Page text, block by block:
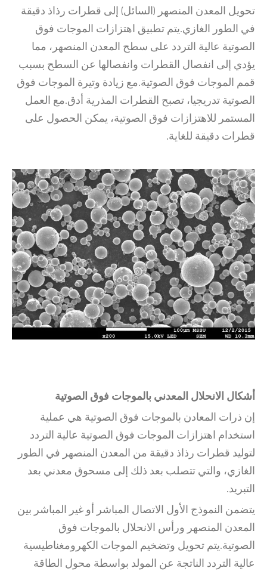
تحويل المعدن المنصهر (السائل) إلى قطرات رذاذ دقيقة
في الطور الغازي.يتم تطبيق اهتزازات الموجات فوق
الصوتية عالية التردد على سطح المعدن المنصهر، مما
يؤدي إلى انفصال القطرات وانفصالها عن السطح بسبب
قمم الموجات فوق الصوتية.مع زيادة وتيرة الموجات فوق
الصوتية تدريجيا، تصبح القطرات المذرية أدق.مع العمل
المستمر للاهتزازات فوق الصوتية، يمكن الحصول على
قطرات دقيقة للغاية.
أشكال الانحلال المعدني بالموجات فوق الصوتية
إن ذرات المعادن بالموجات فوق الصوتية هي عملية
استخدام اهتزازات الموجات فوق الصوتية عالية التردد
لتوليد قطرات رذاذ دقيقة من المعدن المنصهر في الطور
الغازي، والتي تتصلب بعد ذلك إلى مسحوق معدني بعد
التبريد.
يتضمن النموذج الأول الاتصال المباشر أو غير المباشر بين
المعدن المنصهر ورأس الانحلال بالموجات فوق
الصوتية.يتم تحويل وتضخيم الموجات الكهرومغناطيسية
عالية التردد الناتجة عن المولد بواسطة محول الطاقة